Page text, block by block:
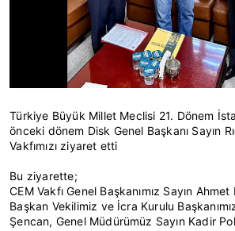
Türkiye Büyük Millet Meclisi 21. Dönem
önceki dönem Disk Genel Başkanı Sayın
Vakfımızı ziyaret etti
Bu ziyarette;
CEM Vakfı Genel Başkanımız Sayın
Başkan Vekilimiz ve İcra Kurulu
Şencan, Genel Müdürümüz Sayın Kadir